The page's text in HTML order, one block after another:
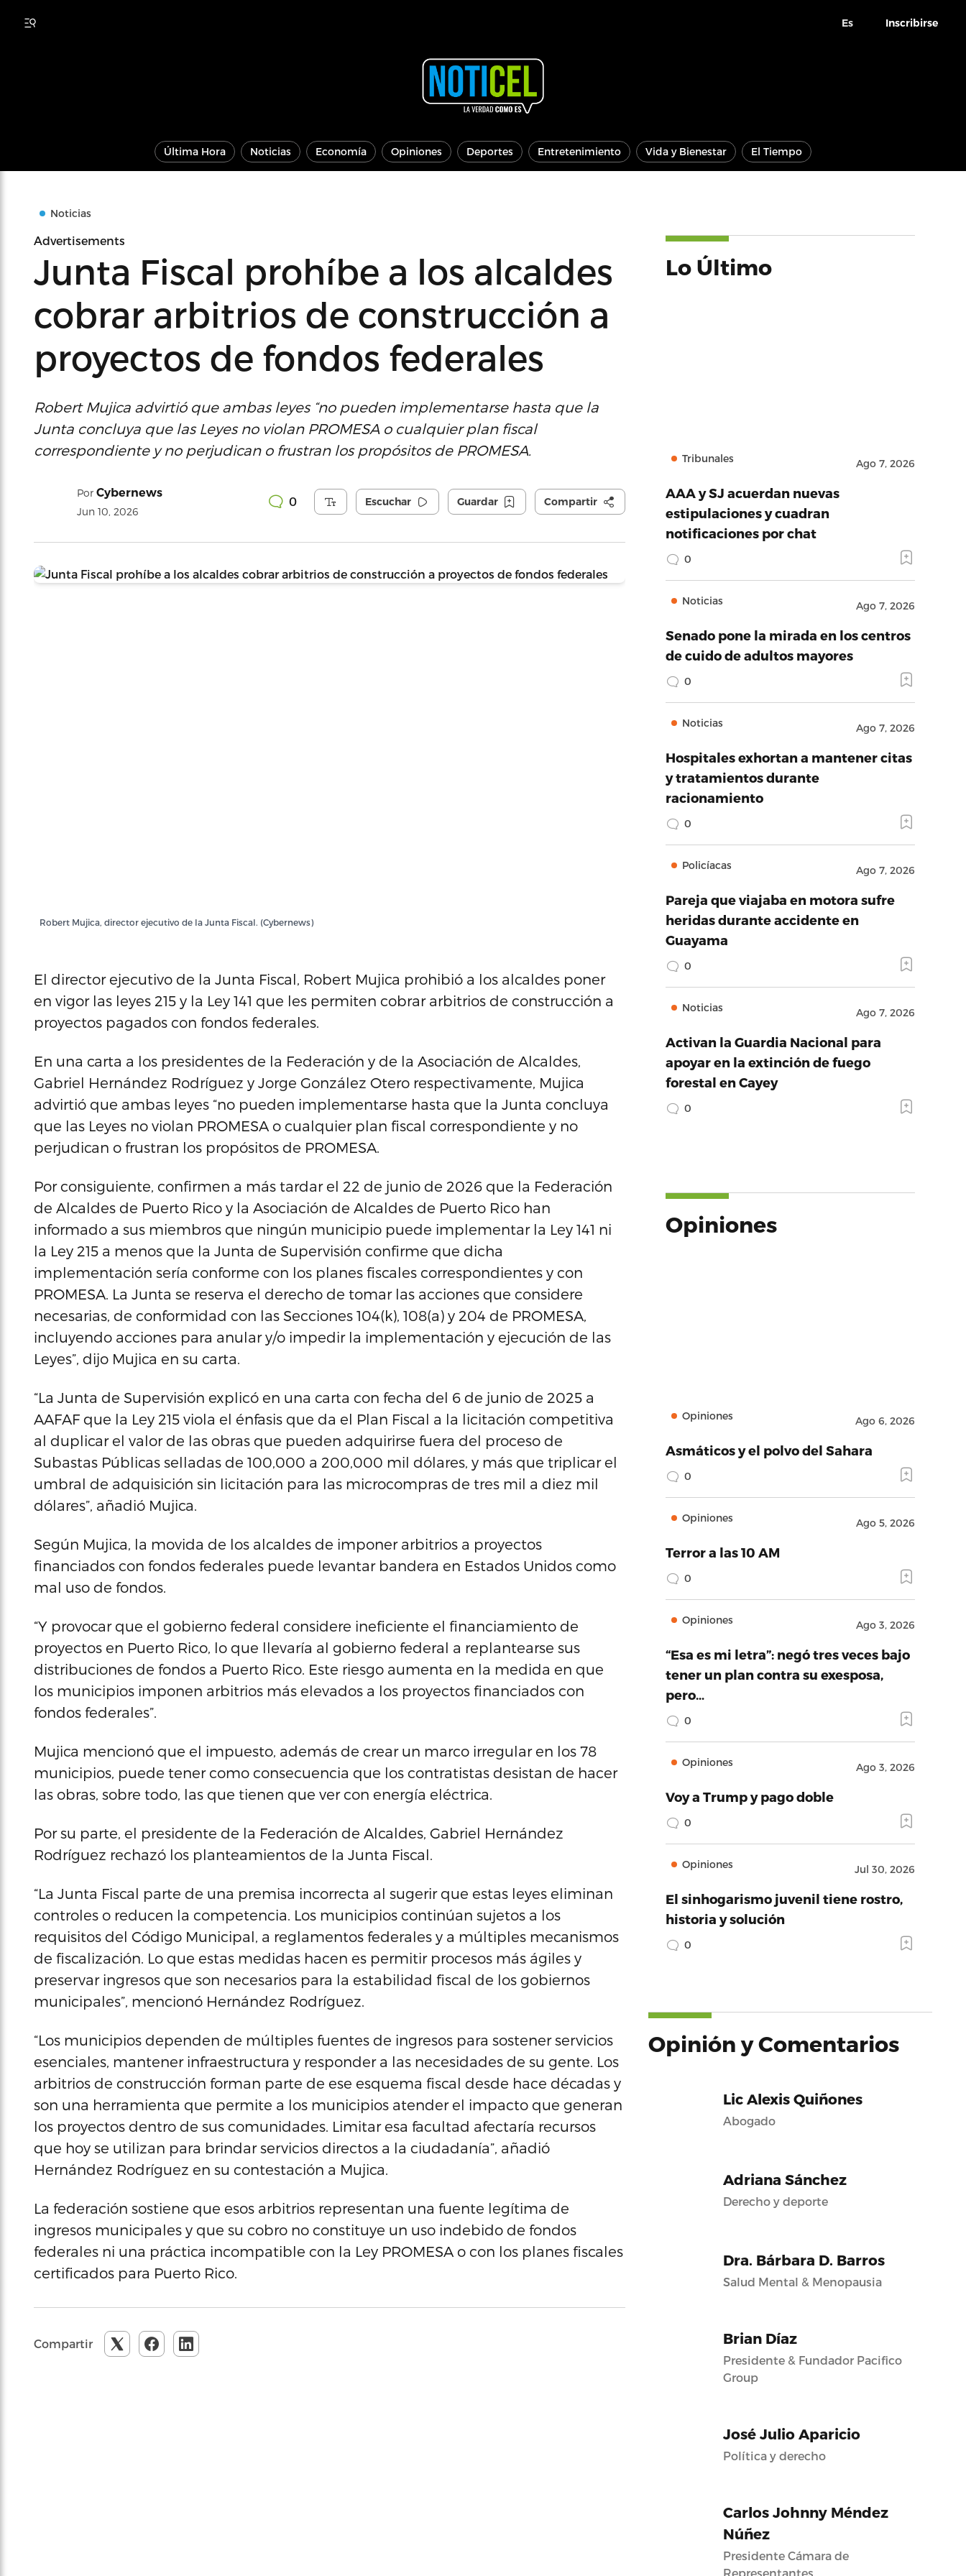
Es Inscribirse
Última Hora Noticias Economía Opiniones Deportes Entretenimiento Vida y Bienestar El Tiempo
Noticias
Advertisements
Junta Fiscal prohíbe a los alcaldes
cobrar arbitrios de construcción a
proyectos de fondos federales
Robert Mujica advirtió que ambas leyes “no pueden implementarse hasta que la
Junta concluya que las Leyes no violan PROMESA o cualquier plan fiscal
correspondiente y no perjudican o frustran los propósitos de PROMESA.
Por Cybernews
Jun 10, 2026
0 Escuchar Guardar Compartir
Robert Mujica, director ejecutivo de la Junta Fiscal. (Cybernews)
El director ejecutivo de la Junta Fiscal, Robert Mujica prohibió a los alcaldes poner
en vigor las leyes 215 y la Ley 141 que les permiten cobrar arbitrios de construcción a
proyectos pagados con fondos federales.
En una carta a los presidentes de la Federación y de la Asociación de Alcaldes,
Gabriel Hernández Rodríguez y Jorge González Otero respectivamente, Mujica
advirtió que ambas leyes “no pueden implementarse hasta que la Junta concluya
que las Leyes no violan PROMESA o cualquier plan fiscal correspondiente y no
perjudican o frustran los propósitos de PROMESA.
Por consiguiente, confirmen a más tardar el 22 de junio de 2026 que la Federación
de Alcaldes de Puerto Rico y la Asociación de Alcaldes de Puerto Rico han
informado a sus miembros que ningún municipio puede implementar la Ley 141 ni
la Ley 215 a menos que la Junta de Supervisión confirme que dicha
implementación sería conforme con los planes fiscales correspondientes y con
PROMESA. La Junta se reserva el derecho de tomar las acciones que considere
necesarias, de conformidad con las Secciones 104(k), 108(a) y 204 de PROMESA,
incluyendo acciones para anular y/o impedir la implementación y ejecución de las
Leyes”, dijo Mujica en su carta.
“La Junta de Supervisión explicó en una carta con fecha del 6 de junio de 2025 a
AAFAF que la Ley 215 viola el énfasis que da el Plan Fiscal a la licitación competitiva
al duplicar el valor de las obras que pueden adquirirse fuera del proceso de
Subastas Públicas selladas de 100,000 a 200,000 mil dólares, y más que triplicar el
umbral de adquisición sin licitación para las microcompras de tres mil a diez mil
dólares”, añadió Mujica.
Según Mujica, la movida de los alcaldes de imponer arbitrios a proyectos
financiados con fondos federales puede levantar bandera en Estados Unidos como
mal uso de fondos.
“Y provocar que el gobierno federal considere ineficiente el financiamiento de
proyectos en Puerto Rico, lo que llevaría al gobierno federal a replantearse sus
distribuciones de fondos a Puerto Rico. Este riesgo aumenta en la medida en que
los municipios imponen arbitrios más elevados a los proyectos financiados con
fondos federales”.
Mujica mencionó que el impuesto, además de crear un marco irregular en los 78
municipios, puede tener como consecuencia que los contratistas desistan de hacer
las obras, sobre todo, las que tienen que ver con energía eléctrica.
Por su parte, el presidente de la Federación de Alcaldes, Gabriel Hernández
Rodríguez rechazó los planteamientos de la Junta Fiscal.
“La Junta Fiscal parte de una premisa incorrecta al sugerir que estas leyes eliminan
controles o reducen la competencia. Los municipios continúan sujetos a los
requisitos del Código Municipal, a reglamentos federales y a múltiples mecanismos
de fiscalización. Lo que estas medidas hacen es permitir procesos más ágiles y
preservar ingresos que son necesarios para la estabilidad fiscal de los gobiernos
municipales”, mencionó Hernández Rodríguez.
“Los municipios dependen de múltiples fuentes de ingresos para sostener servicios
esenciales, mantener infraestructura y responder a las necesidades de su gente. Los
arbitrios de construcción forman parte de ese esquema fiscal desde hace décadas y
son una herramienta que permite a los municipios atender el impacto que generan
los proyectos dentro de sus comunidades. Limitar esa facultad afectaría recursos
que hoy se utilizan para brindar servicios directos a la ciudadanía”, añadió
Hernández Rodríguez en su contestación a Mujica.
La federación sostiene que esos arbitrios representan una fuente legítima de
ingresos municipales y que su cobro no constituye un uso indebido de fondos
federales ni una práctica incompatible con la Ley PROMESA o con los planes fiscales
certificados para Puerto Rico.
Compartir
Lo Último
Tribunales Ago 7, 2026
AAA y SJ acuerdan nuevas
estipulaciones y cuadran
notificaciones por chat
0
Noticias Ago 7, 2026
Senado pone la mirada en los centros
de cuido de adultos mayores
0
Noticias Ago 7, 2026
Hospitales exhortan a mantener citas
y tratamientos durante
racionamiento
0
Policíacas Ago 7, 2026
Pareja que viajaba en motora sufre
heridas durante accidente en
Guayama
0
Noticias Ago 7, 2026
Activan la Guardia Nacional para
apoyar en la extinción de fuego
forestal en Cayey
0
Opiniones
Opiniones Ago 6, 2026
Asmáticos y el polvo del Sahara
0
Opiniones Ago 5, 2026
Terror a las 10 AM
0
Opiniones Ago 3, 2026
“Esa es mi letra”: negó tres veces bajo
tener un plan contra su exesposa,
pero…
0
Opiniones Ago 3, 2026
Voy a Trump y pago doble
0
Opiniones Jul 30, 2026
El sinhogarismo juvenil tiene rostro,
historia y solución
0
Opinión y Comentarios
Lic Alexis Quiñones
Abogado
Adriana Sánchez
Derecho y deporte
Dra. Bárbara D. Barros
Salud Mental & Menopausia
Brian Díaz
Presidente & Fundador Pacifico
Group
José Julio Aparicio
Política y derecho
Carlos Johnny Méndez
Núñez
Presidente Cámara de
Representantes